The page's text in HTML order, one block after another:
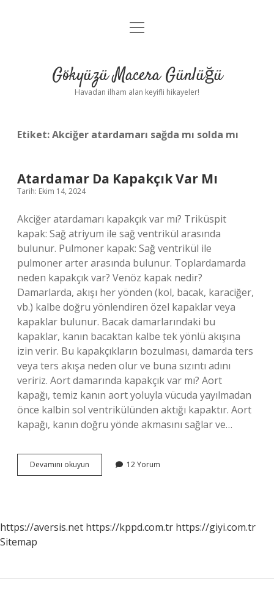
Anasayfa
Yasal Uyarı
menüyü
Gökyüzü Macera Günlüğü
Havadan ilham alan keyifli hikayeler!
Etiket:Akciğer atardamarı sağda mı solda mı
Atardamar Da Kapakçık Var Mı
Tarih: Ekim 14, 2024
Akciğer atardamarı kapakçık var mı? Triküspit
kapak: Sağ atriyum ile sağ ventrikül arasında
bulunur. Pulmoner kapak: Sağ ventrikül ile
pulmoner arter arasında bulunur. Toplardamarda
neden kapakçık var? Venöz kapak nedir?
Damarlarda, akışı her yönden (kol, bacak, karaciğer,
vb.) kalbe doğru yönlendiren özel kapaklar veya
kapaklar bulunur. Bacak damarlarındaki bu
kapaklar, kanın bacaktan kalbe tek yönlü akışına
izin verir. Bu kapakçıkların bozulması, damarda ters
veya ters akışa neden olur ve buna sızıntı adını
veririz. Aort damarında kapakçık var mı? Aort
kapağı, temiz kanın aort yoluyla vücuda yayılmadan
önce kalbin sol ventrikülünden aktığı kapaktır. Aort
kapağı, kanın doğru yönde akmasını sağlar ve…
Devamını okuyun Atardamar
Da
12 Yorum
https://aversis.net https://kppd.com.tr https://giyi.com.tr
Sitemap